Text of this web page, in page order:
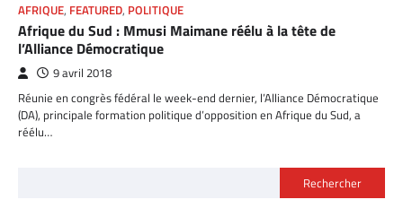
AFRIQUE, FEATURED, POLITIQUE
Afrique du Sud : Mmusi Maimane réélu à la tête de
l’Alliance Démocratique
9 avril 2018
Réunie en congrès fédéral le week-end dernier, l’Alliance Démocratique
(DA), principale formation politique d’opposition en Afrique du Sud, a
réélu…
Rechercher